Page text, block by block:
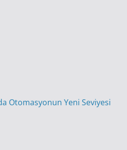
Otomasyonun Yeni Seviyesi